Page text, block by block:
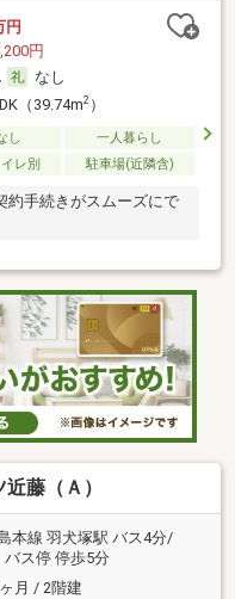
円
円
なし
（39.74m2）
し
一人暮らし
レ別 駐車場(近隣含)
約手続きがスムーズにで
藤（Ａ）
本線 羽犬塚駅 バス4分/
バス停 停歩5分
月 / 2階建